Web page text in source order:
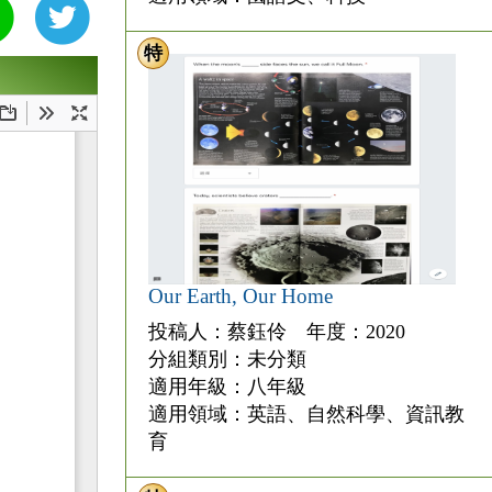
Our Earth, Our Home
特
投稿人：蔡鈺伶 年度：2020
分組類別：未分類
適用年級：八年級
適用領域：英語、自然科學、資訊教
育